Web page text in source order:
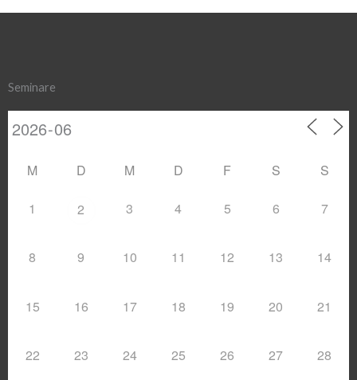
Seminare
M D M D F S S
1 2 3 4 5 6 7
8 9 10 11 12 13 14
15 16 17 18 19 20 21
22 23 24 25 26 27 28